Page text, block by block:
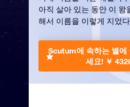
아직 살아 있는 동안 이 왕
해서 이름을 이렇게 지었
Scutum에 속하는 별에
세요! ￥